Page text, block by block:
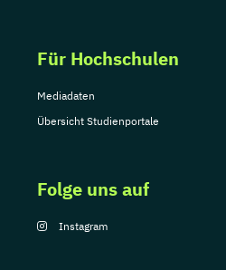
Für Hochschulen
Mediadaten
Übersicht Studienportale
Folge uns auf
Instagram